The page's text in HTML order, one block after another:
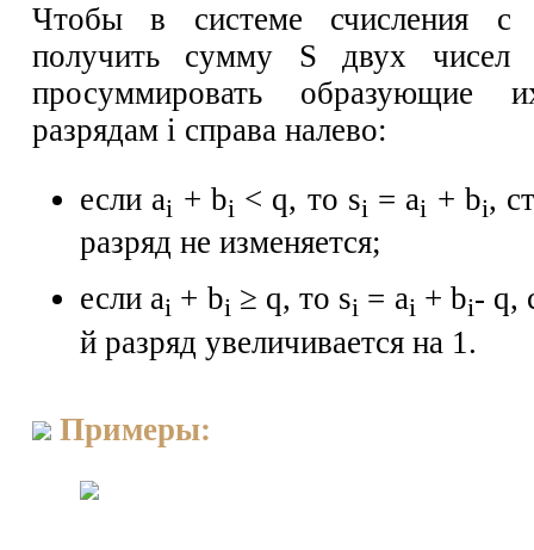
Чтобы в системе счисления с
получить сумму S двух
просуммировать
разрядам i справа налево:
если аi + bi < q, то si = аi + bi,
разряд не изменяется;
если ai + bi ≥ q, то si = аi + bi- q,
й разряд увеличивается на 1.
Примеры: